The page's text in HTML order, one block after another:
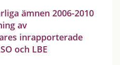
ämnen 2006-2010
av
inrapporterade
och LBE